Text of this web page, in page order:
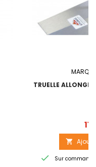
TRUELLE

 Sur